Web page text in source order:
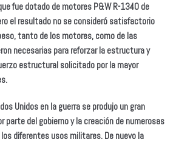
fue dotado de motores P&W R-1340 de
el resultado no se consideró satisfactorio
tanto de los motores, como de las
necesarias para reforzar la estructura y
estructural solicitado por la mayor
Unidos en la guerra se produjo un gran
parte del gobierno y la creación de numerosas
diferentes usos militares. De nuevo la